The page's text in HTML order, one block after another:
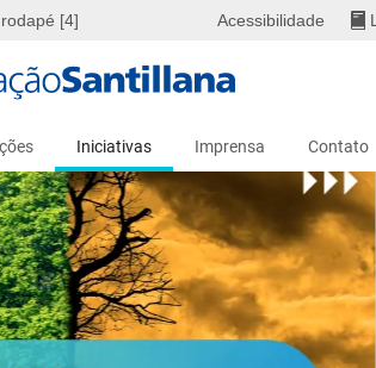
[4] Acessibilidade
Iniciativas Imprensa Contato